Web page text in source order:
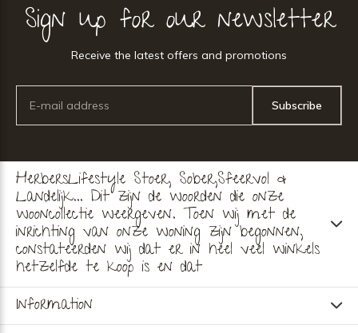
Sign up for our newsletter
Receive the latest offers and promotions
Subscribe
HerbersLifestyle Stoer, Sober,Sfeervol &
Landelijk... Dit zijn de woorden die onze
wooncollectie weergeven. Toen wij met de
inrichting van onze woning zijn begonnen,
constateerden wij dat er in heel veel winkels
hetzelfde te koop is en dat
Information